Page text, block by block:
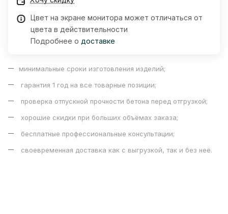
Цвет на экране монитора может отличаться от
цвета в действительности
Подробнее о доставке
минимальные сроки изготовления изделий;
гарантия 1 год на все товарные позиции;
проверка отпускной прочности бетона перед отгрузкой;
хорошие скидки при больших объёмах заказа;
бесплатные профессиональные консультации;
своевременная доставка как с выгрузкой, так и без неё.